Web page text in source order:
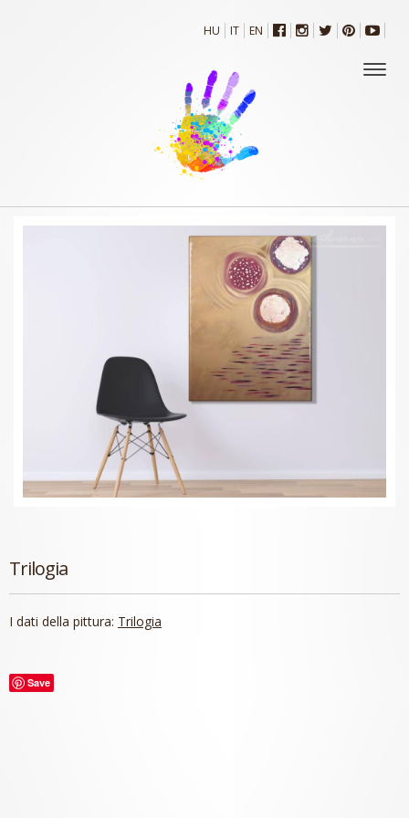
HU IT EN
Trilogia
I dati della pittura: Trilogia
Save